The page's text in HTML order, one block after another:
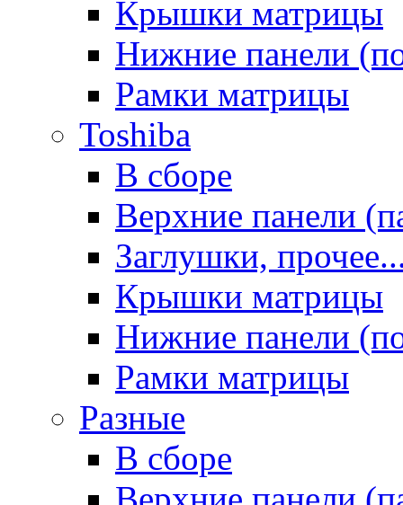
Крышки матрицы
Нижние панели
Рамки матрицы
Toshiba
В сборе
Верхние панели
Заглушки,
Крышки матрицы
Нижние панели
Рамки матрицы
Разные
В сборе